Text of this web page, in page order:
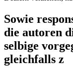
Sowie
die autoren
selbige
gleichfalls z